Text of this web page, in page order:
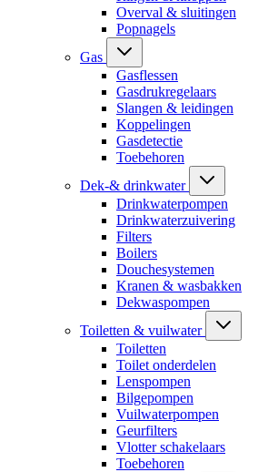
Overval & sluitingen
Popnagels
Gas
Gasflessen
Gasdrukregelaars
Slangen & leidingen
Koppelingen
Gasdetectie
Toebehoren
Dek-& drinkwater
Drinkwaterpompen
Drinkwaterzuivering
Filters
Boilers
Douchesystemen
Kranen & wasbakken
Dekwaspompen
Toiletten & vuilwater
Toiletten
Toilet onderdelen
Lenspompen
Bilgepompen
Vuilwaterpompen
Geurfilters
Vlotter schakelaars
Toebehoren